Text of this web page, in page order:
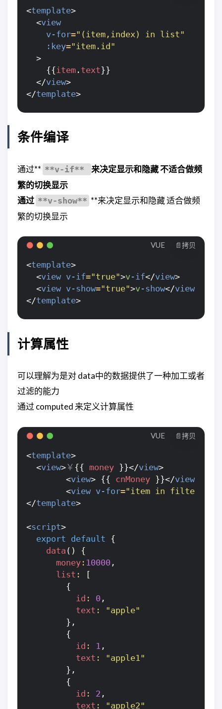
<template>
<view
v-for="(item,index) in list"
:key="item.id"
>
{{item . text}}
</view>
</template>
条件编译
通过** **v-if**
来决定显示和隐藏 不适合做频
繁的切换显示
通过 **v-show** **来决定显示和隐藏 适合做频
繁的切换显示
<template>
<view v-if="true">v-if</view>
<view v-show="true">v-show</view
</template>
📄拷贝
VUE
计算属性
可以理解为是对 data中的数据提供了一种加工或者
过滤的能力
通过 computed 来定义计算属性
<template>
<view>￥ {{ money }}</view>
<view> {{ cnMoney }}</view
<view v-for="item in
</template>
<script>
export default {
data ()
{
money : 10000 ,
list :
[
{
id : 0 ,
text :
"apple"
},
{
id : 1 ,
text :
"apple1"
},
{
id : 2 ,
text :
"apple2"
📄拷贝
VUE